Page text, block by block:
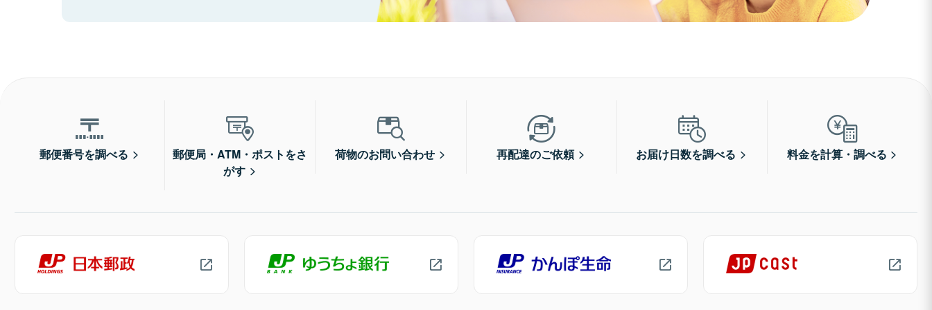
郵便番号を調べる
郵便局・ATM・ポストをさ
がす
荷物のお問い合わせ 再配達のご依頼 お届け日数を調べる 料金を計算・調べる